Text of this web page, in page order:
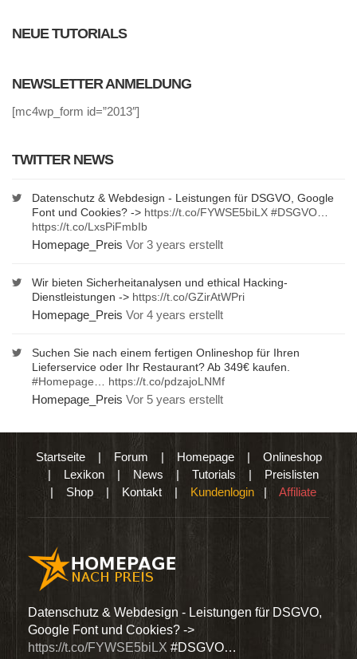
NEUE TUTORIALS
NEWSLETTER ANMELDUNG
[mc4wp_form id=”2013″]
TWITTER NEWS
Datenschutz & Webdesign - Leistungen für DSGVO, Google
Font und Cookies? -> https://t.co/FYWSE5biLX #DSGVO
https://t.co/LxsPiFmbIb
Homepage_Preis Vor 3 years erstellt
Wir bieten Sicherheitanalysen und ethical Hacking-
Dienstleistungen -> https://t.co/GZirAtWPri
Homepage_Preis Vor 4 years erstellt
Suchen Sie nach einem fertigen Onlineshop für Ihren
Lieferservice oder Ihr Restaurant? Ab 349€ kaufen.
#Homepage
https://t.co/pdzajoLNMf
Homepage_Preis Vor 5 years erstellt
Startseite| Forum | Homepage| Onlineshop
| Lexikon |News | Tutorials | Preislisten
| Shop | Kontakt | Kundenlogin | Affiliate
Datenschutz & Webdesign - Leistungen für DSGVO,
Google Font und Cookies? ->
https://t.co/FYWSE5biLX #DSGVO…